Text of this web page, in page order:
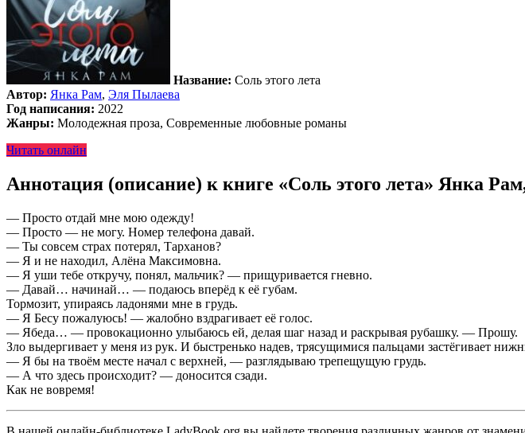
Название: Соль этого лета
Автор: Янка Рам, Эля Пылаева
Год написания: 2022
Жанры: Молодежная проза, Современные любовные романы
Читать онлайн
Аннотация (описание) к книге «Соль этого лета» Янка
— Просто отдай мне мою одежду!
— Просто — не могу. Номер телефона давай.
— Ты совсем страх потерял, Тарханов?
— Я и не находил, Алёна Максимовна.
— Я уши тебе откручу, понял, мальчик? — прищуривается гневно.
— Давай… начинай… — подаюсь вперёд к её губам.
Тормозит, упираясь ладонями мне в грудь.
— Я Бесу пожалуюсь! — жалобно вздрагивает еë голос.
— Ябеда… — провокационно улыбаюсь ей, делая шаг назад и раскрывая рубашку. — Прошу.
Зло выдергивает у меня из рук. И быстренько надев, трясущимися пальцами застёгивает
— Я бы на твоём месте начал с верхней, — разглядываю трепещущую грудь.
— А что здесь происходит? — доносится сзади.
Как не вовремя!